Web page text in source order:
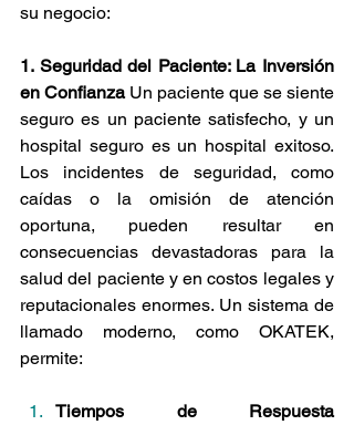
su negocio:
1. Seguridad del Paciente: La Inversión
en Confianza Un paciente que se siente
seguro es un paciente satisfecho, y un
hospital seguro es un hospital exitoso.
Los incidentes de seguridad, como
caídas o la omisión de atención
oportuna, pueden resultar en
consecuencias devastadoras para la
salud del paciente y en costos legales y
reputacionales enormes. Un sistema de
llamado moderno, como OKATEK,
permite:
Tiempos de Respuesta